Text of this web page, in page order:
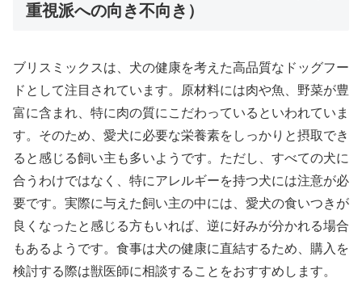
重視派への向き不向き）
ブリスミックスは、犬の健康を考えた高品質なドッグフー
ドとして注目されています。原材料には肉や魚、野菜が豊
富に含まれ、特に肉の質にこだわっているといわれていま
す。そのため、愛犬に必要な栄養素をしっかりと摂取でき
ると感じる飼い主も多いようです。ただし、すべての犬に
合うわけではなく、特にアレルギーを持つ犬には注意が必
要です。実際に与えた飼い主の中には、愛犬の食いつきが
良くなったと感じる方もいれば、逆に好みが分かれる場合
もあるようです。食事は犬の健康に直結するため、購入を
検討する際は獣医師に相談することをおすすめします。